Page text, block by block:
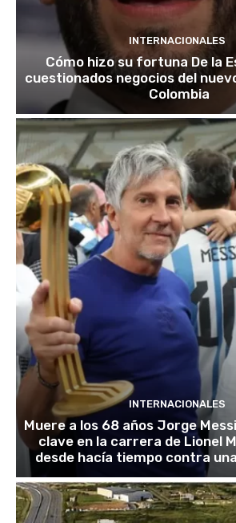
INTERNACIONALES
Cómo hizo su fortuna De la
cuestionados negocios del
Colombia
INTERNACIONALES
Muere a los 68 años Jorge
clave en la carrera de Lionel
desde hacía tiempo contra